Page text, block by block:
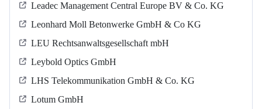
Leadec Management Central Europe BV & Co. KG
Leonhard Moll Betonwerke GmbH & Co KG
LEU Rechtsanwaltsgesellschaft mbH
Leybold Optics GmbH
LHS Telekommunikation GmbH & Co. KG
Lotum GmbH